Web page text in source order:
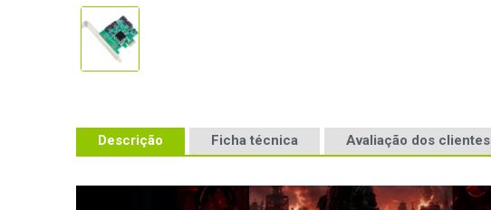
Descrição Ficha técnica Avaliação dos clientes